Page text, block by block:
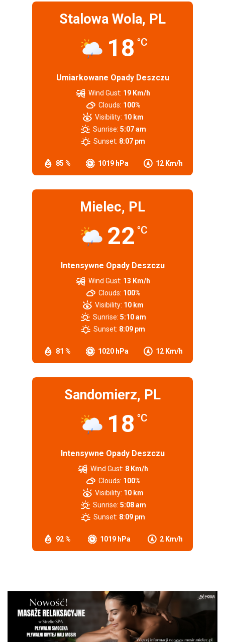
Stalowa Wola, PL
18 °C
Umiarkowane Opady Deszczu
85 % 1019 hPa 12 Km/h
Wind Gust: 19 Km/h
Clouds: 100%
Visibility: 10 km
Sunrise: 5:07 am
Sunset: 8:07 pm
Mielec, PL
22 °C
Intensywne Opady Deszczu
81 % 1020 hPa 12 Km/h
Wind Gust: 13 Km/h
Clouds: 100%
Visibility: 10 km
Sunrise: 5:10 am
Sunset: 8:09 pm
Sandomierz, PL
18 °C
Intensywne Opady Deszczu
92 % 1019 hPa 2 Km/h
Wind Gust: 8 Km/h
Clouds: 100%
Visibility: 10 km
Sunrise: 5:08 am
Sunset: 8:09 pm